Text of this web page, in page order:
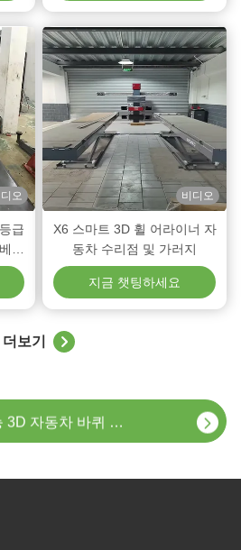
오
급
이
비디오
X6 스마트 3D 휠 어라이너 자
동차 수리점 및 가러지
지금 챗팅하세요
더보기
바퀴 정렬 기계